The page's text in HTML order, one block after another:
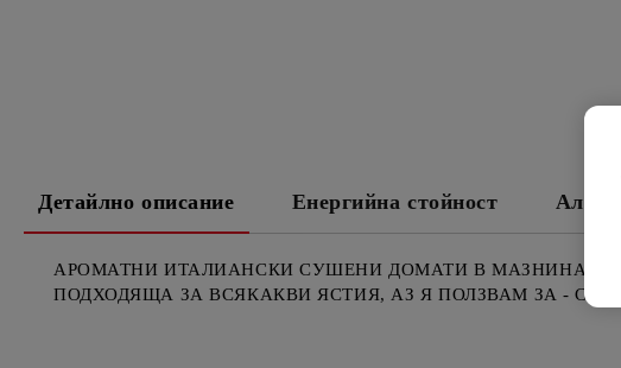
Детайлно описание Енергийна стойност
АРОМАТНИ ИТАЛИАНСКИ СУШЕНИ ДОМАТИ В МАЗНИНА,
ПОДХОДЯЩА ЗА ВСЯКАКВИ ЯСТИЯ, АЗ Я ПОЛЗВАМ ЗА -